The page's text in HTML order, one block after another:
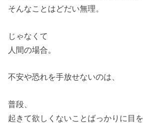
そんなことはどだい無理。
じゃなくて
人間の場合。
不安や恐れを手放せないのは、
普段、
起きて欲しくないことばっかりに目を